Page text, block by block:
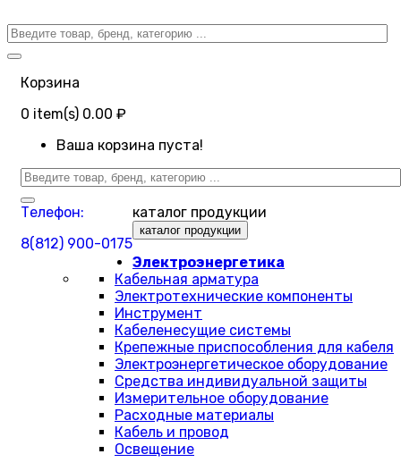
Корзина
0 item(s) 0.00 ₽
Ваша корзина пуста!
Телефон:
8(812) 900-0175
каталог продукции
каталог продукции
Электроэнергетика
Кабельная арматура
Электротехнические компоненты
Инструмент
Кабеленесущие системы
Крепежные приспособления для кабеля
Электроэнергетическое оборудование
Средства индивидуальной защиты
Измерительное оборудование
Расходные материалы
Кабель и провод
Освещение